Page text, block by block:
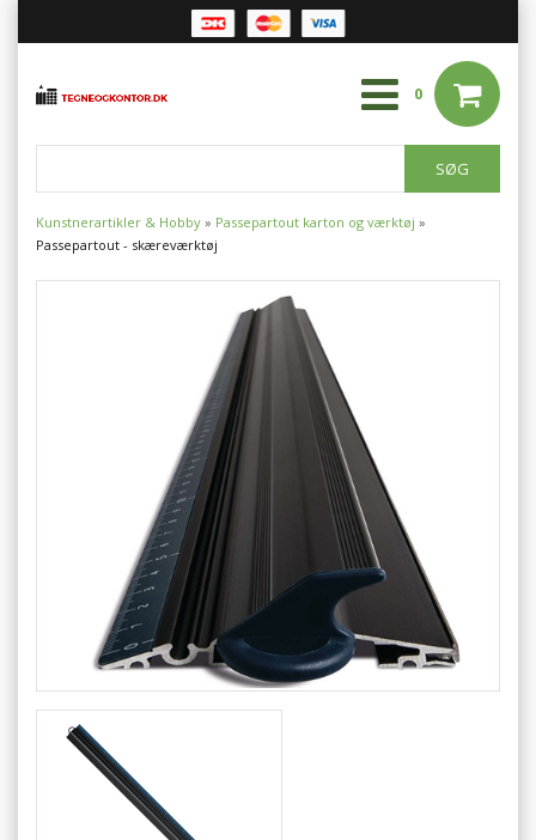
0
Kunstnerartikler & Hobby » Passepartout karton og værktøj »
Passepartout - skæreværktøj